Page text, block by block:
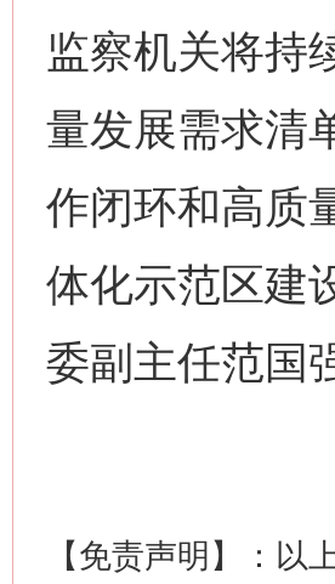
监察机关将持
量发展需求清
作闭环和高质
体化示范区建
委副主任范国
【免责声明】：
习近平的博鳌关键词